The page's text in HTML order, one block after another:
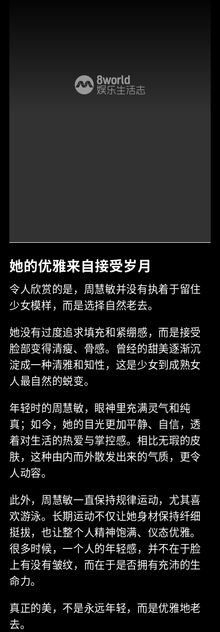
她的优雅来自接受岁月
令人欣赏的是，周慧敏并没有执着于留住
少女模样，而是选择自然老去。
她没有过度追求填充和紧绷感，而是接受
脸部变得清瘦、骨感。曾经的甜美逐渐沉
淀成一种清雅和知性，这是少女到成熟女
人最自然的蜕变。
年轻时的周慧敏，眼神里充满灵气和纯
真；如今，她的目光更加平静、自信，透
着对生活的热爱与掌控感。相比无瑕的皮
肤，这种由内而外散发出来的气质，更令
人动容。
此外，周慧敏一直保持规律运动，尤其喜
欢游泳。长期运动不仅让她身材保持纤细
挺拔，也让整个人精神饱满、仪态优雅。
很多时候，一个人的年轻感，并不在于脸
上有没有皱纹，而在于是否拥有充沛的生
命力。
真正的美，不是永远年轻，而是优雅地老
去。